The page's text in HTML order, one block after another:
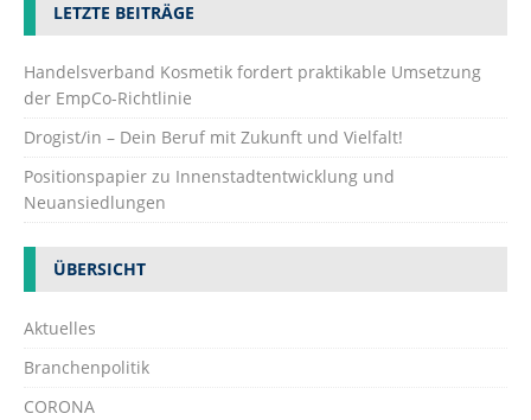
LETZTE BEITRÄGE
Handelsverband Kosmetik fordert praktikable Umsetzung
der EmpCo-Richtlinie
Drogist/in – Dein Beruf mit Zukunft und Vielfalt!
Positionspapier zu Innenstadtentwicklung und
Neuansiedlungen
ÜBERSICHT
Aktuelles
Branchenpolitik
CORONA